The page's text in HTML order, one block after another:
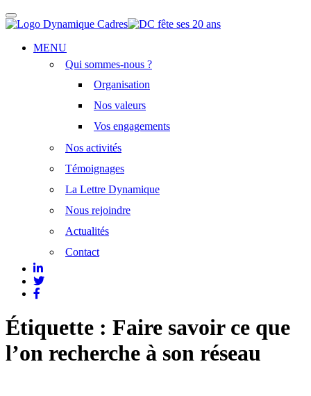
Afficher/masquer
la
Aller
MENU
Qui sommes-nous ?
Organisation
Nos valeurs
Vos engagements
Nos activités
Témoignages
La Lettre Dynamique
Nous rejoindre
Actualités
Contact
Étiquette : Faire savoir ce que
l’on recherche à son réseau